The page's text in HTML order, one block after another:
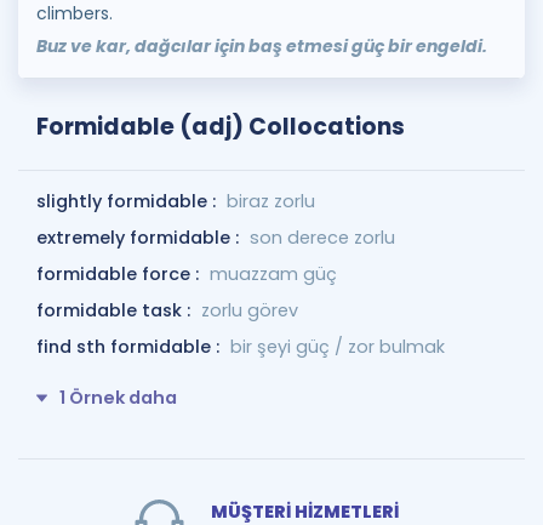
climbers.
Buz ve kar, dağcılar için baş etmesi güç bir engeldi.
Formidable (adj) Collocations
slightly formidable : biraz zorlu
extremely formidable : son derece zorlu
formidable force : muazzam güç
formidable task : zorlu görev
find sth formidable : bir şeyi güç / zor bulmak
1 Örnek daha
MÜŞTERİ HİZMETLERİ